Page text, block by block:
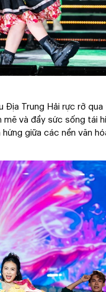
Địa Trung Hải rực rỡ
mẽ và đầy sức sống tái
giữa các nền văn